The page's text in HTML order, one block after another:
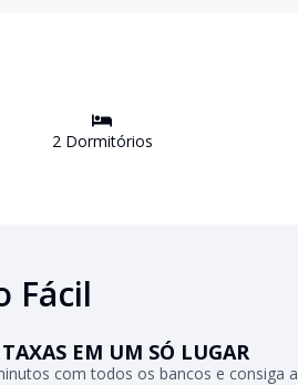
2Dormitórios
Fácil
EM UM SÓ LUGAR
com todos os bancos e consiga a